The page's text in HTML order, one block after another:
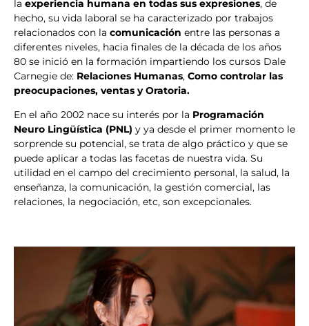
la experiencia humana en todas sus expresiones, de
hecho, su vida laboral se ha caracterizado por trabajos
relacionados con la comunicación entre las personas a
diferentes niveles, hacia finales de la década de los años
80 se inició en la formación impartiendo los cursos Dale
Carnegie de: Relaciones Humanas, Como controlar las
preocupaciones, ventas y Oratoria.
En el año 2002 nace su interés por la Programación
Neuro Lingüística (PNL) y ya desde el primer momento le
sorprende su potencial, se trata de algo práctico y que se
puede aplicar a todas las facetas de nuestra vida. Su
utilidad en el campo del crecimiento personal, la salud, la
enseñanza, la comunicación, la gestión comercial, las
relaciones, la negociación, etc, son excepcionales.